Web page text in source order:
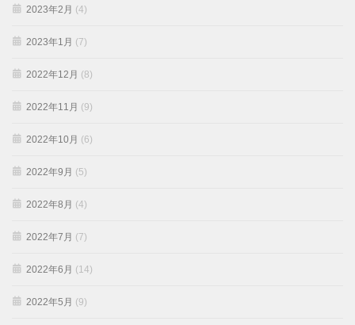
2023年2月 (4)
2023年1月 (7)
2022年12月 (8)
2022年11月 (9)
2022年10月 (6)
2022年9月 (5)
2022年8月 (4)
2022年7月 (7)
2022年6月 (14)
2022年5月 (9)